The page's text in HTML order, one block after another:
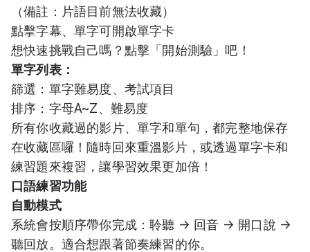
（備註：片語目前無法收藏）
點擊字幕、單字可開啟單字卡
想快速挑戰自己嗎？點擊「開始測驗」吧！
單字列表：
篩選：單字難易度、考試項目
排序：字母A~Z、難易度
所有你收藏過的影片、單字和單句，都完整地保存
在收藏區囉！隨時回來重溫影片，或透過單字卡和
練習題來複習，讓學習效果更加倍！
口語練習功能
自動模式
系統會按順序帶你完成：聆聽 → 回音 → 開口說 →
聽回放。適合想跟著節奏練習的你。